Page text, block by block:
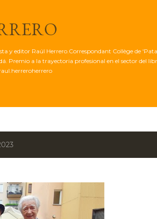
y editor Raúl Herrero.Correspondant Collège de
Premio a la trayectoria profesional en el sector del